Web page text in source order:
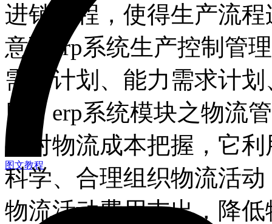
图文教程
进销存程，使得生产流
意到erp系统生产控制管
需求计划、能力需求计
四、erp系统模块之物流
要对物流成本把握，它
科学、合理组织物流活
物流活动费用支出，降